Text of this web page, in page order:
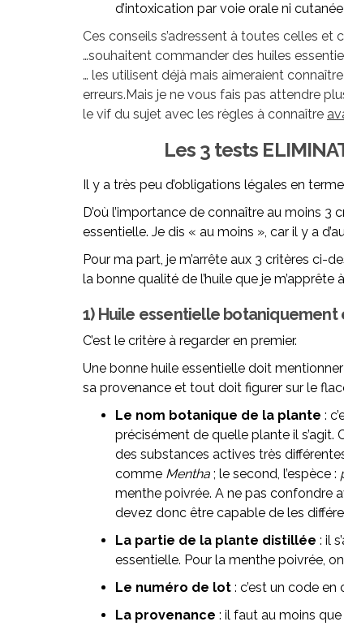
d’intoxication par voie orale ni
Ces conseils s’adressent à toutes celles et
…souhaitent commander des huiles
… les utilisent déjà mais aimeraient
erreurs.Mais je ne vous fais pas attendre
le vif du sujet avec les règles à connaître
Les 3 tests
Il y a très peu d’obligations légales en
D’où l’importance de connaître au moins
essentielle. Je dis « au moins », car il y a
Pour ma part, je m’arrête aux 3 critères ci-
la bonne qualité de l’huile que je m’apprête
1) Huile essentielle
C’est le critère à regarder en premier.
Une bonne huile essentielle doit
sa provenance et tout doit figurer sur le
Le nom botanique de la plante :
précisément de quelle plante il s’agit.
des substances actives très
comme Mentha ; le second, l’espèce :
menthe poivrée. A ne pas confondre
devez donc être capable de les
La partie de la plante distillée : il
essentielle. Pour la menthe poivrée,
Le numéro de lot : c’est un code
La provenance : il faut au moins